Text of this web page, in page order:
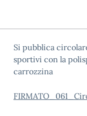
Si pubblica
sportivi con la
carrozzina